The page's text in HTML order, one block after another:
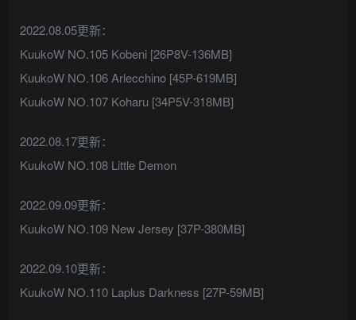
2022.08.05更新：
KuukoW NO.105 Kobeni [26P8V-136MB]
KuukoW NO.106 Arlecchino [45P-619MB]
KuukoW NO.107 Koharu [34P5V-318MB]
2022.08.17更新：
KuukoW NO.108 Little Demon
2022.09.09更新：
KuukoW NO.109 New Jersey [37P-380MB]
2022.09.10更新：
KuukoW NO.110 Laplus Darkness [27P-59MB]